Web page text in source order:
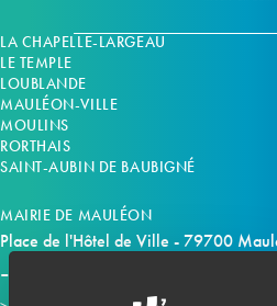
LA CHAPELLE-LARGEAU
LE TEMPLE
LOUBLANDE
MAULÉON-VILLE
MOULINS
RORTHAIS
SAINT-AUBIN DE BAUBIGNÉ
MAIRIE DE MAULÉON
Place de l'Hôtel de Ville - 79700